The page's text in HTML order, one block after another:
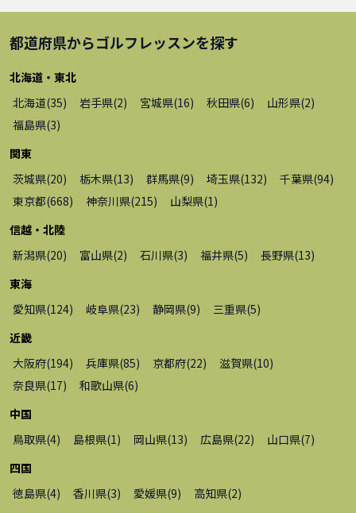
都道府県からゴルフレッスンを探す
北海道・東北
北海道(35) 岩手県(2) 宮城県(16) 秋田県(6) 山形県(2)
福島県(3)
関東
茨城県(20) 栃木県(13) 群馬県(9) 埼玉県(132) 千葉県(94)
東京都(668) 神奈川県(215) 山梨県(1)
信越・北陸
新潟県(20) 富山県(2) 石川県(3) 福井県(5) 長野県(13)
東海
愛知県(124) 岐阜県(23) 静岡県(9) 三重県(5)
近畿
大阪府(194) 兵庫県(85) 京都府(22) 滋賀県(10)
奈良県(17) 和歌山県(6)
中国
鳥取県(4) 島根県(1) 岡山県(13) 広島県(22) 山口県(7)
四国
徳島県(4) 香川県(3) 愛媛県(9) 高知県(2)